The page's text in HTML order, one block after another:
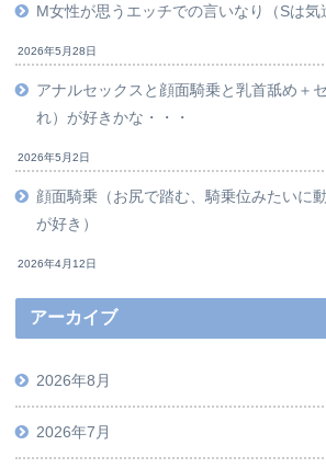
M女性が思うエッチでの言いなり（Sは気
2026年5月28日
アナルセックスと顔面騎乗と乳首舐め＋
れ）が好きかな・・・
2026年5月2日
顔面騎乗（お尻で踏む、騎乗位みたいに
が好き）
2026年4月12日
アーカイブ
2026年8月
2026年7月